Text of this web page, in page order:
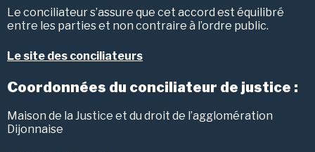
Le conciliateur s’assure que cet accord est équilibré
entre les parties et non contraire à l’ordre public.
Le site des conciliateurs
Coordonnées du conciliateur de justice :
Maison de la Justice et du droit de l’agglomération
Dijonnaise